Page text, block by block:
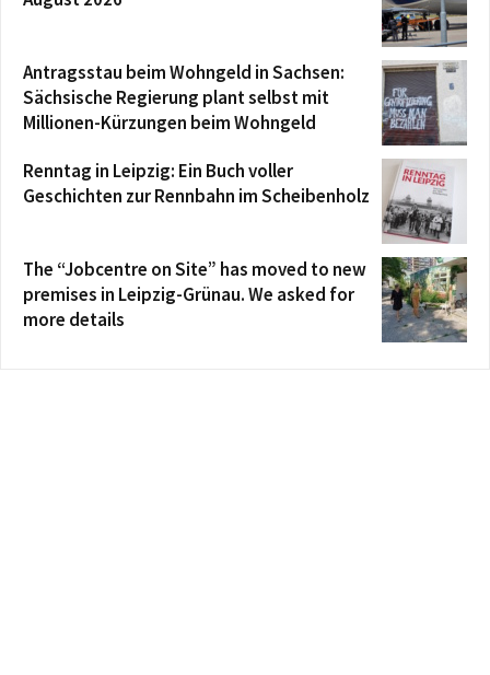
Antragsstau beim Wohngeld in Sachsen:
Sächsische Regierung plant selbst mit
Millionen-Kürzungen beim Wohngeld
Renntag in Leipzig: Ein Buch voller
Geschichten zur Rennbahn im Scheibenholz
The “Jobcentre on Site” has moved to new
premises in Leipzig-Grünau. We asked for
more details